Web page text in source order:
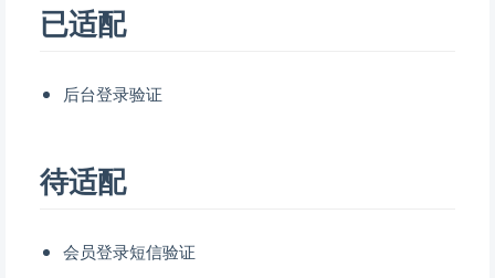
已适配
后台登录验证
待适配
会员登录短信验证